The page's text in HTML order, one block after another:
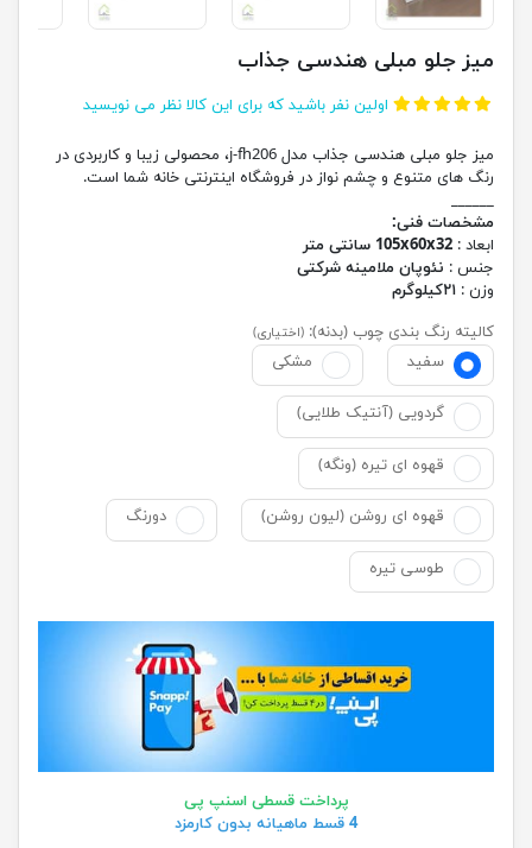
میز جلو مبلی هندسی جذاب
اولین نفر باشید که برای این کالا نظر می نویسید
میز جلو مبلی هندسی جذاب مدل j-fh206، محصولی زیبا و کاربردی در
رنگ های متنوع و چشم نواز در فروشگاه اینترنتی خانه شما است.
______
مشخصات فنی:
ابعاد : 105x60x32 سانتی متر
جنس : نئوپان ملامینه شرکتی
وزن : ۲۱کیلوگرم
کالیته رنگ بندی چوب (بدنه): (اختیاری)
سفید مشکی
گردویی (آنتیک طلایی)
قهوه ای تیره (ونگه)
قهوه ای روشن (لیون روشن) دورنگ
طوسی تیره
پرداخت قسطی اسنپ پی
4 قسط ماهیانه بدون کارمزد